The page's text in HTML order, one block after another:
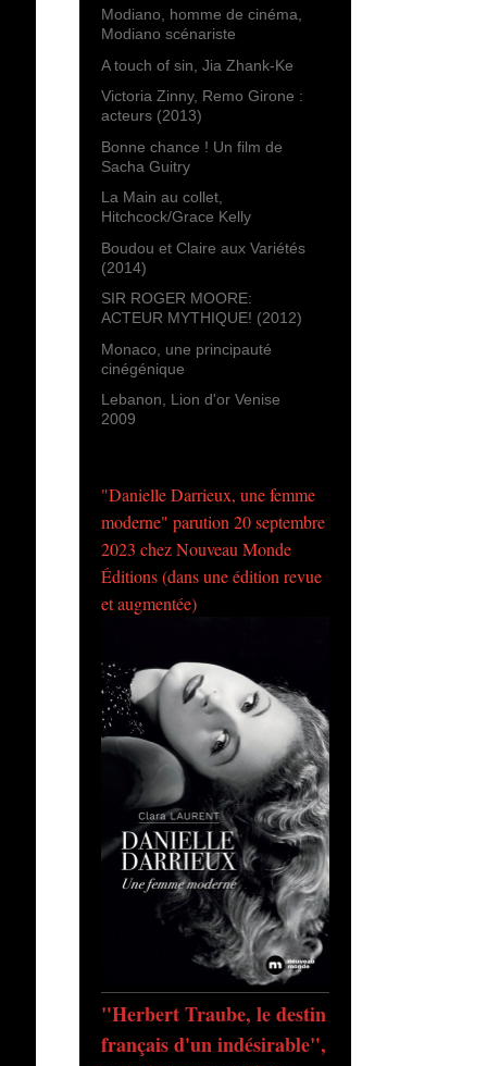
Modiano, homme de cinéma,
Modiano scénariste
A touch of sin, Jia Zhank-Ke
Victoria Zinny, Remo Girone :
acteurs (2013)
Bonne chance ! Un film de
Sacha Guitry
La Main au collet,
Hitchcock/Grace Kelly
Boudou et Claire aux Variétés
(2014)
SIR ROGER MOORE:
ACTEUR MYTHIQUE! (2012)
Monaco, une principauté
cinégénique
Lebanon, Lion d'or Venise
2009
"Danielle Darrieux, une femme
moderne" parution 20 septembre
2023 chez Nouveau Monde
Éditions (dans une édition revue
et augmentée)
"Herbert Traube, le destin
français d'un indésirable",